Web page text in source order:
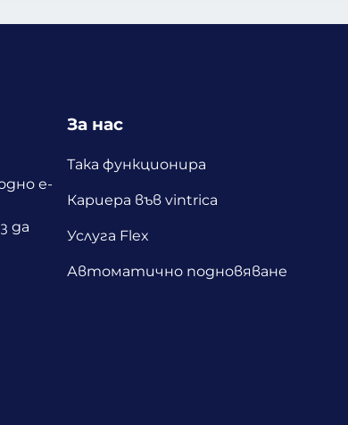
е-
да
За нас
Така функционира
Кариера във vintrica
Услуга Flex
Автоматично подновяване